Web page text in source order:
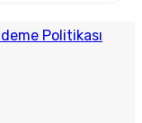
Politikası